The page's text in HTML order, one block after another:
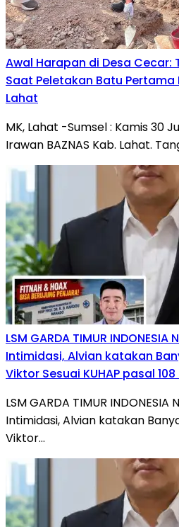
Awal Harapan di Desa Cecar:
Saat Peletakan Batu Pertama
Lahat
MK, Lahat -Sumsel : Kamis 30
Irawan BAZNAS Kab. Lahat.
LSM GARDA TIMUR
Intimidasi, Alvian katakan
Viktor Sesuai KUHAP pasal 108
LSM GARDA TIMUR
Intimidasi, Alvian katakan
Viktor…